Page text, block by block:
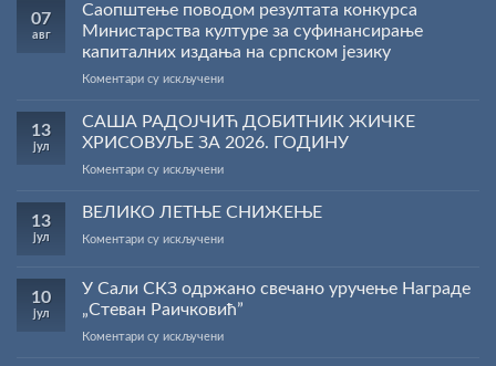
07
авг
Саопштење поводом резултата конкурса
Министарства културе за суфинансирање
капиталних издања на српском језику
Коментари су искљученина
поводом
резултата
Министарства
за
капиталних
на
српском
13
јул
САША РАДОЈЧИЋ ДОБИТНИК ЖИЧКЕ
ХРИСОВУЉЕ ЗА 2026. ГОДИНУ
Коментари су искљученина
РАДОЈЧИЋ
ЖИЧКЕ
2026.
ГОДИНУ
13
јул
ВЕЛИКО ЛЕТЊЕ СНИЖЕЊЕ
Коментари су искљученина
СНИЖЕЊЕ
10
јул
У Сали СКЗ одржано свечано уручење Награде
„Стеван Раичковић”
Коментари су искљученина